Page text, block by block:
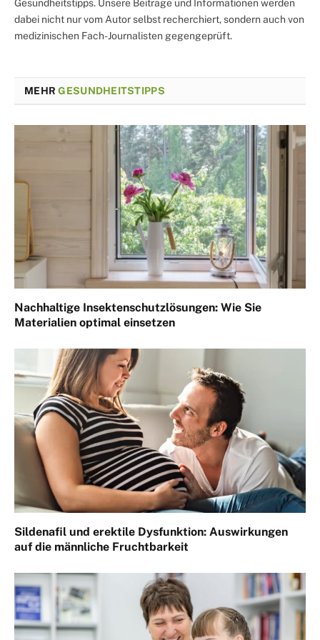
Gesundheitstipps. Unsere Beiträge und Informationen werden
dabei nicht nur vom Autor selbst recherchiert, sondern auch von
medizinischen Fach-Journalisten gegengeprüft.
MEHRGESUNDHEITSTIPPS
Nachhaltige Insektenschutzlösungen: Wie Sie
Materialien optimal einsetzen
Sildenafil und erektile Dysfunktion: Auswirkungen
auf die männliche Fruchtbarkeit